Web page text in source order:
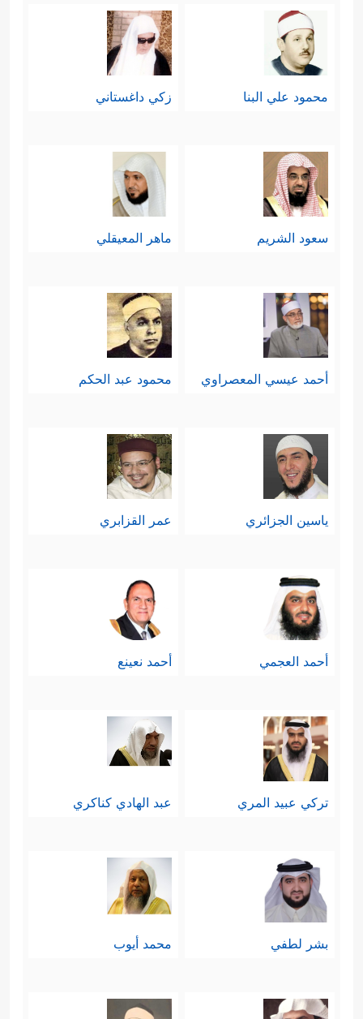
محمود علي البنا زكي داغستاني
سعود الشريم ماهر المعيقلي
أحمد عيسي المعصراوي محمود عبد الحكم
ياسين الجزائري عمر القزابري
أحمد العجمي أحمد نعينع
تركي عبيد المري عبد الهادي كناكري
بشر لطفي محمد أيوب